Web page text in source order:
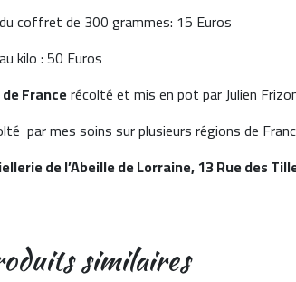
coffret de 300 grammes: 15 Euros
kilo : 50 Euros
Francerécolté et mis en pot par Julien
par mes soins sur plusieurs régions de
de l’Abeille de Lorraine, 13 Rue des
similaires